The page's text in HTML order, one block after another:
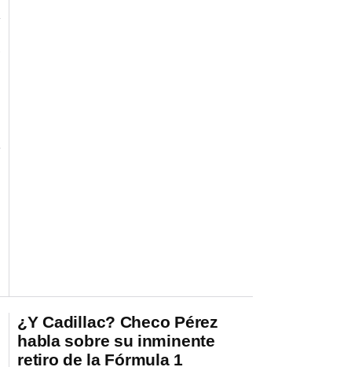
¿Y Cadillac? Checo Pérez
habla sobre su inminente
retiro de la Fórmula 1